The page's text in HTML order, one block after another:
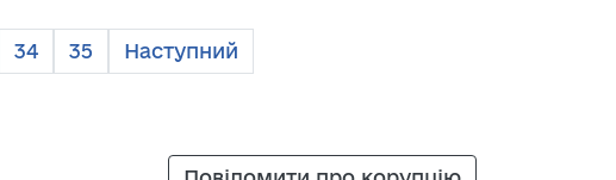
34 35 Наступний